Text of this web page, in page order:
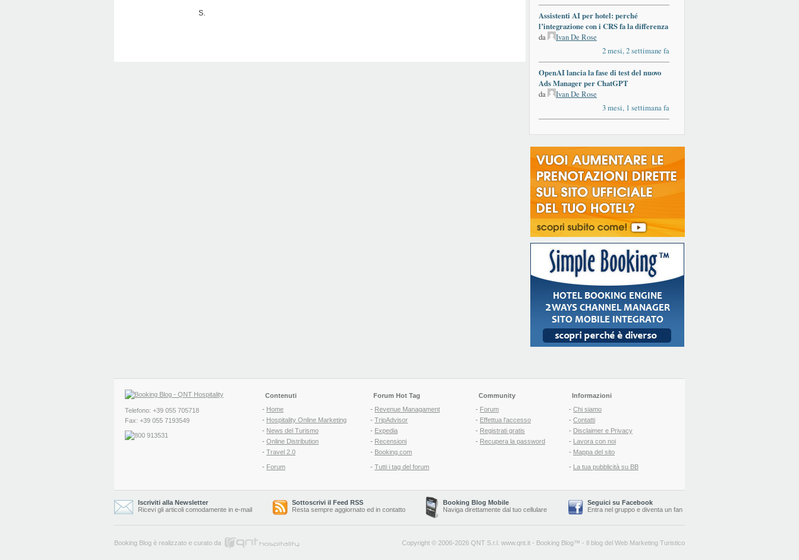
S.
Assistenti AI per hotel: perché
l’integrazione con i CRS fa la differenza
da
Ivan De Rose
2 mesi, 2 settimane fa
OpenAI lancia la fase di test del nuovo
Ads Manager per ChatGPT
da
Ivan De Rose
3 mesi, 1 settimana fa
Telefono: +39 055 705718
Fax: +39 055 7193549
Contenuti
- Home
- Hospitality Online Marketing
- News del Turismo
- Online Distribution
- Travel 2.0
- Forum
Forum Hot Tag
- Revenue Managament
- TripAdvisor
- Expedia
- Recensioni
- Booking.com
- Tutti i tag del forum
Community
- Forum
- Effettua l'accesso
- Registrati gratis
- Recupera la password
Informazioni
- Chi siamo
- Contatti
- Disclaimer e Privacy
- Lavora con noi
- Mappa del sito
- La tua pubblicità su BB
Iscriviti alla Newsletter
Ricevi gli articoli comodamente in e-mail
Sottoscrivi il Feed RSS
Resta sempre aggiornato ed in contatto
Booking Blog Mobile
Naviga direttamente dal tuo cellulare
Seguici su Facebook
Entra nel gruppo e diventa un fan
Booking Blog è realizzato e curato da Copyright © 2006-2026 QNT S.r.l. www.qnt.it - Booking Blog™ - Il blog del Web Marketing Turistico